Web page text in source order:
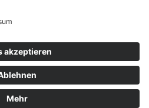
an die Wahrheit, Schönheit,
Datenschutzerklärung